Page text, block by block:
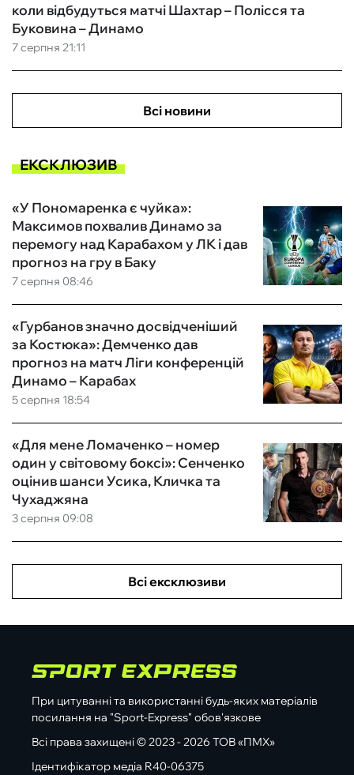
7 серпня 21:11
коли відбудуться матчі Шахтар – Полісся та
Буковина – Динамо
Всі новини
ЕКСКЛЮЗИВ
7 серпня 08:46
«У Пономаренка є чуйка»:
Максимов похвалив Динамо за
перемогу над Карабахом у ЛК і дав
прогноз на гру в Баку
5 серпня 18:54
«Гурбанов значно досвідченіший
за Костюка»: Демченко дав
прогноз на матч Ліги конференцій
Динамо – Карабах
3 серпня 09:08
«Для мене Ломаченко – номер
один у світовому боксі»: Сенченко
оцінив шанси Усика, Кличка та
Чухаджяна
Всі ексклюзиви
При цитуванні та використанні будь-яких матеріалів
посилання на "Sport-Express" обов'язкове
Всі права захищені © 2023 - 2026 ТОВ «ПМХ»
Ідентифікатор медіа R40-06375